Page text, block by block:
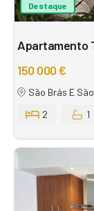
Destaque
Apartamento
150 000 €
São Brás E
2
1